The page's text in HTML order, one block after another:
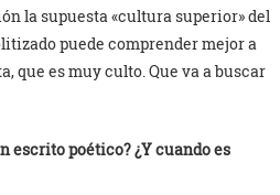
la supuesta «cultura superior» del
puede comprender mejor a
que es muy culto. Que va a buscar
escrito poético? ¿Y cuando es